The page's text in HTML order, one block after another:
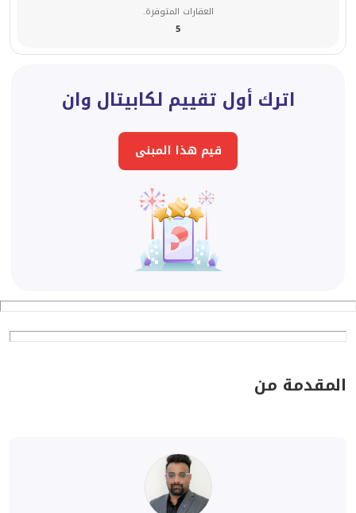
العقارات المتوفرة.
5
اترك أول تقييم لكابيتال وان
قيم هذا المبنى
المقدمة من